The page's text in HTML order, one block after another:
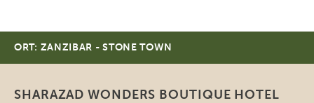
ORT: ZANZIBAR - STONE TOWN
SHARAZAD WONDERS BOUTIQUE HOTEL